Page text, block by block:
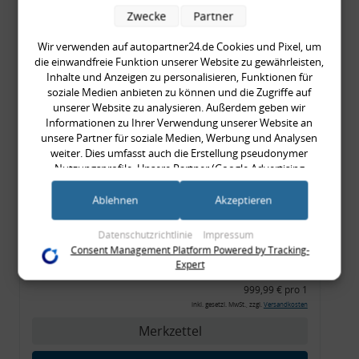
inkl. gesetzl. MwSt., zzgl.Versandkosten
Merkzettel
Zum Artikel
Rückleuchtenband mit
Blinker, orange, Audi 80
Cabrio, Typ 89, OE-Nr.:
8G0945225 + 8G0945225C
999,99 € pro 1
inkl. gesetzl. MwSt., zzgl. Versandkosten
Merkzettel
Wir verwenden auf autopartner24.de Cookies und Pixel, um
die einwandfreie Funktion unserer Website zu gewährleisten,
Inhalte und Anzeigen zu personalisieren, Funktionen für
soziale Medien anbieten zu können und die Zugriffe auf
unserer Website zu analysieren. Außerdem geben wir
Informationen zu Ihrer Verwendung unserer Website an
unsere Partner für soziale Medien, Werbung und Analysen
weiter. Dies umfasst auch die Erstellung pseudonymer
Nutzungsprofile. Unsere Partner (Google Advertising
Products) führen diese Informationen möglicherweise mit
weiteren Daten zusammen, die Sie ihnen bereitgestellt haben
im Rahmen Ihrer Nutzung der Dienste gesammelt haben
(bspw. Nutzungsdaten anderer Geräte). Ihre Einwilligung zur
Nutzung von Cookies und Pixeln können Sie jederzeit
widerrufen, indem Sie auf den Datenschutz-Button links
unten klicken und dort die entsprechenden Anpassungen
vornehmen.
Zwecke der Datenverarbeitung durch unsere Partner:
Datenschutzrichtlinie Impressum
Zwecke Partner
Ablehnen Akzeptieren
Consent Management Platform Powered by Tracking-
Expert